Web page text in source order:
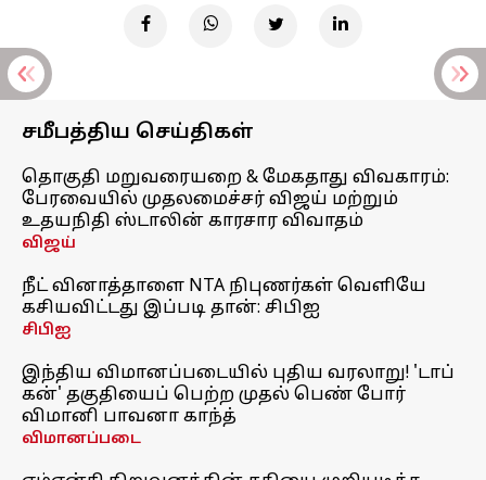
சமீபத்திய செய்திகள்
தொகுதி மறுவரையறை & மேகதாது விவகாரம்:
பேரவையில் முதலமைச்சர் விஜய் மற்றும்
உதயநிதி ஸ்டாலின் காரசார விவாதம்
விஜய்
நீட் வினாத்தாளை NTA நிபுணர்கள் வெளியே
கசியவிட்டது இப்படி தான்: சிபிஐ
சிபிஐ
இந்திய விமானப்படையில் புதிய வரலாறு! 'டாப்
கன்' தகுதியைப் பெற்ற முதல் பெண் போர்
விமானி பாவனா காந்த்
விமானப்படை